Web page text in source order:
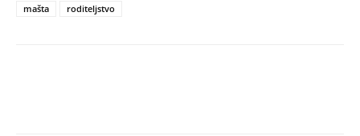
mašta
roditeljstvo